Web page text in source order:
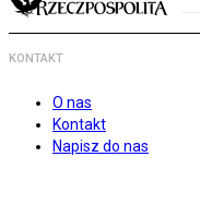
KONTAKT
O nas
Kontakt
Napisz do nas